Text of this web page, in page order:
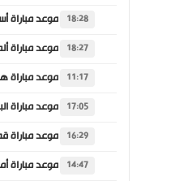
18:28
18:27
11:17
17:05
16:29
14:47